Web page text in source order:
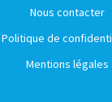
Nous contacter
Politique de
Mentions légales